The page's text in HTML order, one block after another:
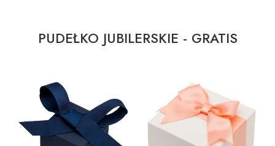
PUDEŁKO JUBILERSKIE - GRATIS